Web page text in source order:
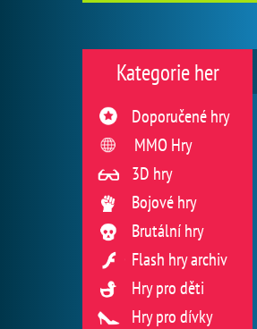
Kategorie her
Doporučené hry
MMO Hry
3D hry
Bojové hry
Brutální hry
Flash hry archiv
Hry pro děti
Hry pro dívky